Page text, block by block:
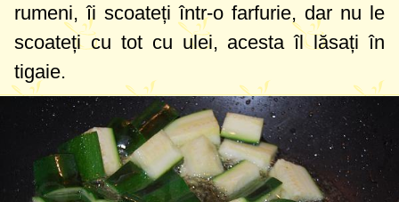
rumeni, îi scoateți într-o farfurie, dar nu le
scoateți cu tot cu ulei, acesta îl lăsați în
tigaie.